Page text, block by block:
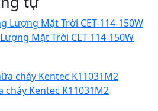
Mặt Trời CET-114-150W
cháy Kentec K11031M2